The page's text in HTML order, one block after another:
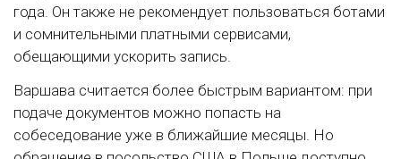
года. Он также не рекомендует пользоваться ботами
и сомнительными платными сервисами,
обещающими ускорить запись.
Варшава считается более быстрым вариантом: при
подаче документов можно попасть на
собеседование уже в ближайшие месяцы. Но